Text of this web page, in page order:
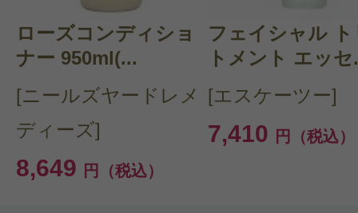
購入品：ディシプリン DP バン フル
うねり、剛毛、多い、くせ毛が悩
が、使用するようになってから少し
買って良かったです。
ローズコンディショ
ナー 950ml(...
[ニールズヤードレメ
ディーズ]
8,649 円（税込）
フェイシャル ト
トメント エッ
[エスケーツー]
7,410 円（税込）